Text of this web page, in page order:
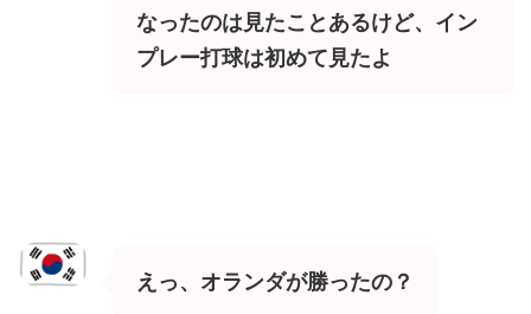
なったのは見たことあるけど、イン
プレー打球は初めて見たよ
えっ、オランダが勝ったの？